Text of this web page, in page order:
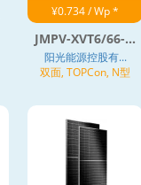
¥0.734 / Wp *
JMPV-XVT6/66-...
阳光能源控股有...
双面, TOPCon, N型